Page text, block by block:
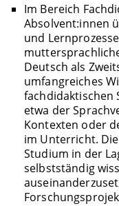
Im Bereich
Absolvent:innen
und
Deutsch als
umfangreiches
fachdidaktischen
etwa der
Kontexten oder
im Unterricht.
Studium in der
selbstständig